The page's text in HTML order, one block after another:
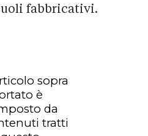
fabbricativi.
sopra
è
da
tratti